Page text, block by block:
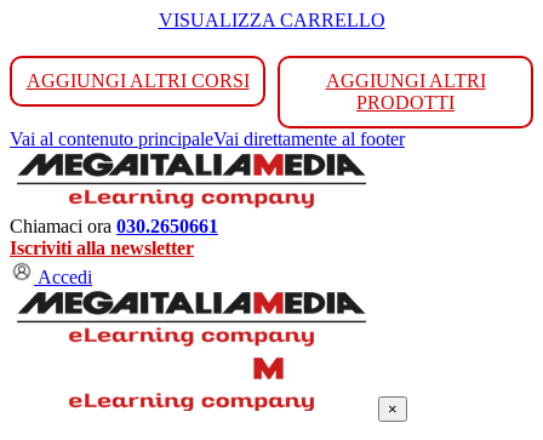
VISUALIZZA CARRELLO
AGGIUNGI ALTRI CORSI
AGGIUNGI ALTRI
PRODOTTI
Vai al contenuto principaleVai direttamente al footer
Chiamaci ora 030.2650661
Iscriviti alla newsletter
Accedi
×